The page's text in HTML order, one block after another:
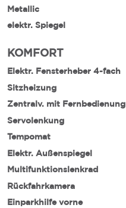
Metallic
elektr. Spiegel
KOMFORT
Elektr. Fensterheber 4-fach
Sitzheizung
Zentralv. mit Fernbedienung
Servolenkung
Tempomat
Elektr. Außenspiegel
Multifunktionslenkrad
Rückfahrkamera
Einparkhilfe vorne